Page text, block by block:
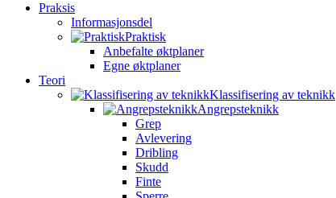
Praksis
Informasjonsdel
Praktisk
Anbefalte øktplaner
Egne øktplaner
Teori
Klassifisering av teknikk
Angrepsteknikk
Grep
Avlevering
Dribling
Skudd
Finte